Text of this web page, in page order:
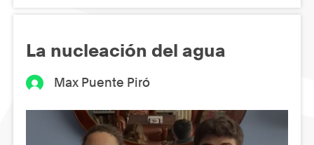
La nucleación del agua
Max Puente Piró